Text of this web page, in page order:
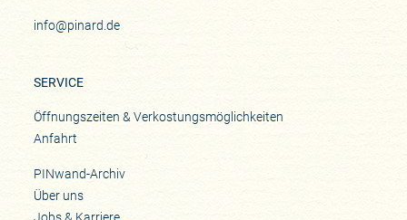
info@pinard.de
SERVICE
Öffnungszeiten & Verkostungsmöglichkeiten
Anfahrt
PINwand-Archiv
Über uns